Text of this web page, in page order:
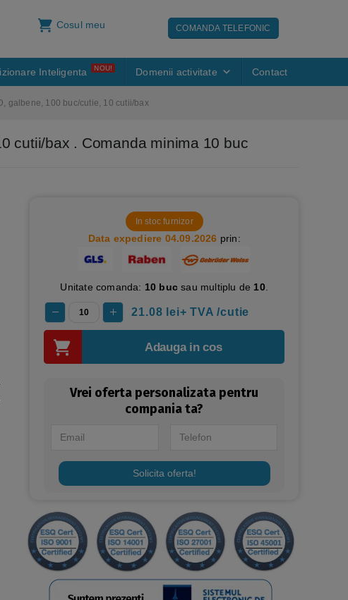
Cosul meu COMANDA TELEFONIC
Inteligenta NOU! Domenii activitate Contact
galbene, 100 buc/cutie, 10 cutii/bax
cutii/bax . Comanda minima 10 buc
In stoc furnizor
Data expediere 04.09.2026 prin:
Unitate comanda: 10 bucsau multiplu de 10.
21.08 lei+ TVA /cutie
Adauga in cos
Vrei oferta personalizata pentru
compania ta?
Solicita oferta!